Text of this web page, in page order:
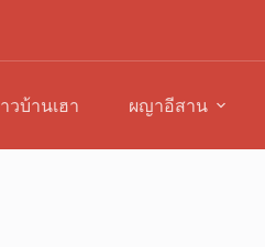
วบ้านเฮา ผญาอีสาน